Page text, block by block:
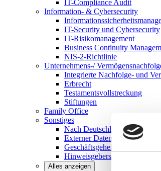
IT-Compliance Audit
Information- & Cybersecurity
IT-Security und Cybersecurity
IT-Risikomanagement
Business Continuity
NIS-2-Richtlinie
Unternehmens-/
Integrierte Nachfolge- und
Erbrecht
Testamentsvollstreckung
Stiftungen
Family Office
Sonstiges
Nach Deutschland expandieren
Externer
Geschäftsgeheimnisgesetz
Hinweisgeberschutz in
Alles anzeigen